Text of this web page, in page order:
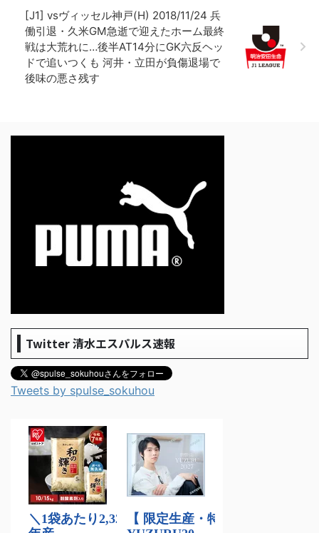
[J1] vsヴィッセル神戸(H) 2018/11/24 兵
働引退・久米GM急逝で迎えたホーム最終
戦は大荒れに…後半AT14分にGK六反ヘッ
ドで追いつくも 河井・立田が負傷退場で
後味の悪さ残す
Twitter 清水エスパルス速報
Tweets by spulse_sokuhou